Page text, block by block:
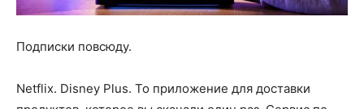
Подписки повсюду.
Netflix. Disney Plus. То приложение для доставки